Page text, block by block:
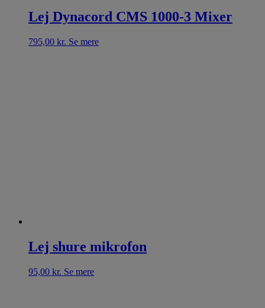
Lej Dynacord CMS 1000-3 Mixer
795,00 kr. Se mere
Lej shure mikrofon
95,00 kr. Se mere